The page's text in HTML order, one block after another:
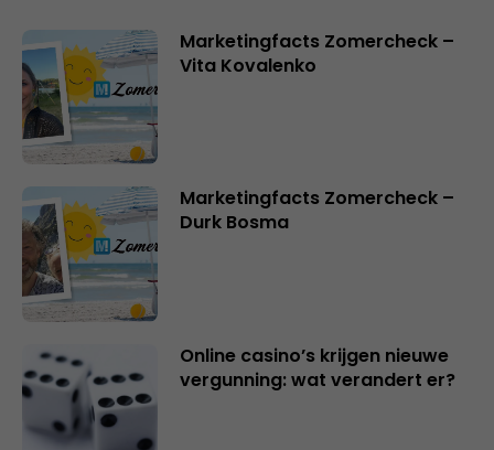
Marketingfacts Zomercheck –
Vita Kovalenko
Marketingfacts Zomercheck –
Durk Bosma
Online casino’s krijgen nieuwe
vergunning: wat verandert er?